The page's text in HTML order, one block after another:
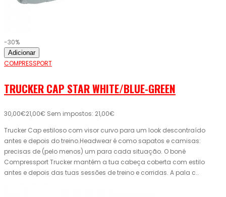
-30%
Adicionar
COMPRESSPORT
TRUCKER CAP STAR WHITE/BLUE-GREEN
30,00€21,00€ Sem impostos: 21,00€
Trucker Cap estiloso com visor curvo para um look descontraído
antes e depois do treino.Headwear é como sapatos e camisas:
precisas de (pelo menos) um para cada situação. O boné
Compressport Trucker mantém a tua cabeça coberta com estilo
antes e depois das tuas sessões de treino e corridas. A pala c..